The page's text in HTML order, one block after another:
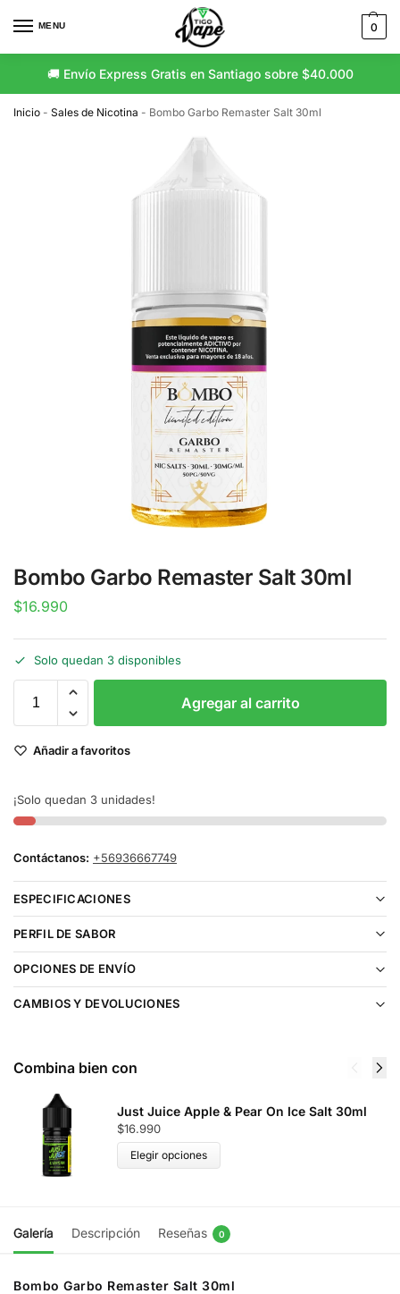
MENU 0
🚚 Envío Express Gratis en Santiago sobre $40.000
Inicio - Sales de Nicotina - Bombo Garbo Remaster Salt 30ml
Bombo Garbo Remaster Salt 30ml
$16.990
Solo quedan 3 disponibles
Agregar al carrito
Añadir a favoritos
¡Solo quedan 3 unidades!
Contáctanos: +56936667749
ESPECIFICACIONES
PERFIL DE SABOR
OPCIONES DE ENVÍO
CAMBIOS Y DEVOLUCIONES
Combina bien con
Just Juice Apple & Pear On Ice Salt 30ml
$16.990
Elegir opciones
Galería Descripción Reseñas 0
Bombo Garbo Remaster Salt 30ml